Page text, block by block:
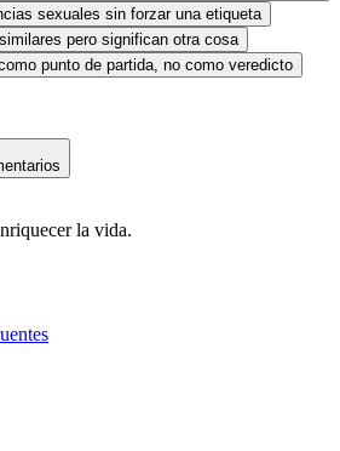
sexuales sin forzar una etiqueta
pero significan otra cosa
punto de partida, no como veredicto
la vida.